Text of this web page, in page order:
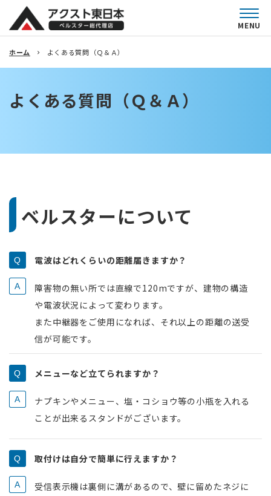
MENU
ホーム よくある質問（Ｑ＆Ａ）
よくある質問（Ｑ＆Ａ）
ベルスターについて
電波はどれくらいの距離届きますか？
障害物の無い所では直線で120mですが、建物の構造
や電波状況によって変わります。
また中継器をご使用になれば、それ以上の距離の送受
信が可能です。
メニューなど立てられますか？
ナプキンやメニュー、塩・コショウ等の小瓶を入れる
ことが出来るスタンドがございます。
取付けは自分で簡単に行えますか？
受信表示機は裏側に溝があるので、壁に留めたネジに